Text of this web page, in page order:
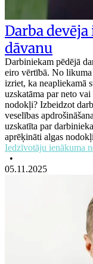
Darba
dāvanu
Darbiniekam pēdējā
eiro vērtībā. No
izriet, ka neapliekamā
uzskatāma par neto
nodokļi? Izbeidzot
veselības
uzskatīta par
aprēķināti algas
Iedzīvotāju ienākuma
•
05.11.2025